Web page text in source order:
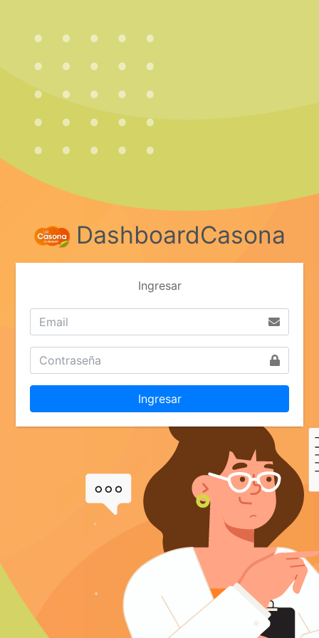
DashboardCasona
Ingresar
Ingresar